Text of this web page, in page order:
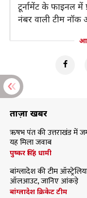
टूर्नामेंट के फाइनल
नंबर वाली टीम
ताज़ा खबरें
ऋषभ पंत की उत्तराखंड में
यह मिला जवाब
पुष्कर सिंह धामी
बांग्लादेश की टीम
ऑलआउट, जानिए आंकड़े
बांग्लादेश क्रिकेट टीम